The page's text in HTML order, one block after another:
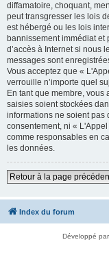
diffamatoire, choquant,
peut transgresser les lois
est hébergé ou les lois
bannissement immédiat et
d’accès à Internet si nous
messages sont
Vous acceptez que «
verrouille n’importe quel
En tant que membre,
saisies soient stockées
informations ne soient pas
consentement, ni «
comme responsables en
les données.
Retour à la page
Index du forum
Développé par